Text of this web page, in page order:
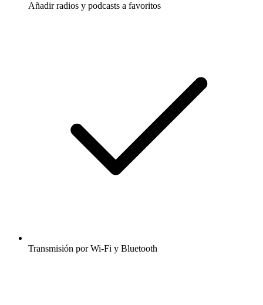
Añadir radios y podcasts a favoritos
Transmisión por Wi-Fi y Bluetooth